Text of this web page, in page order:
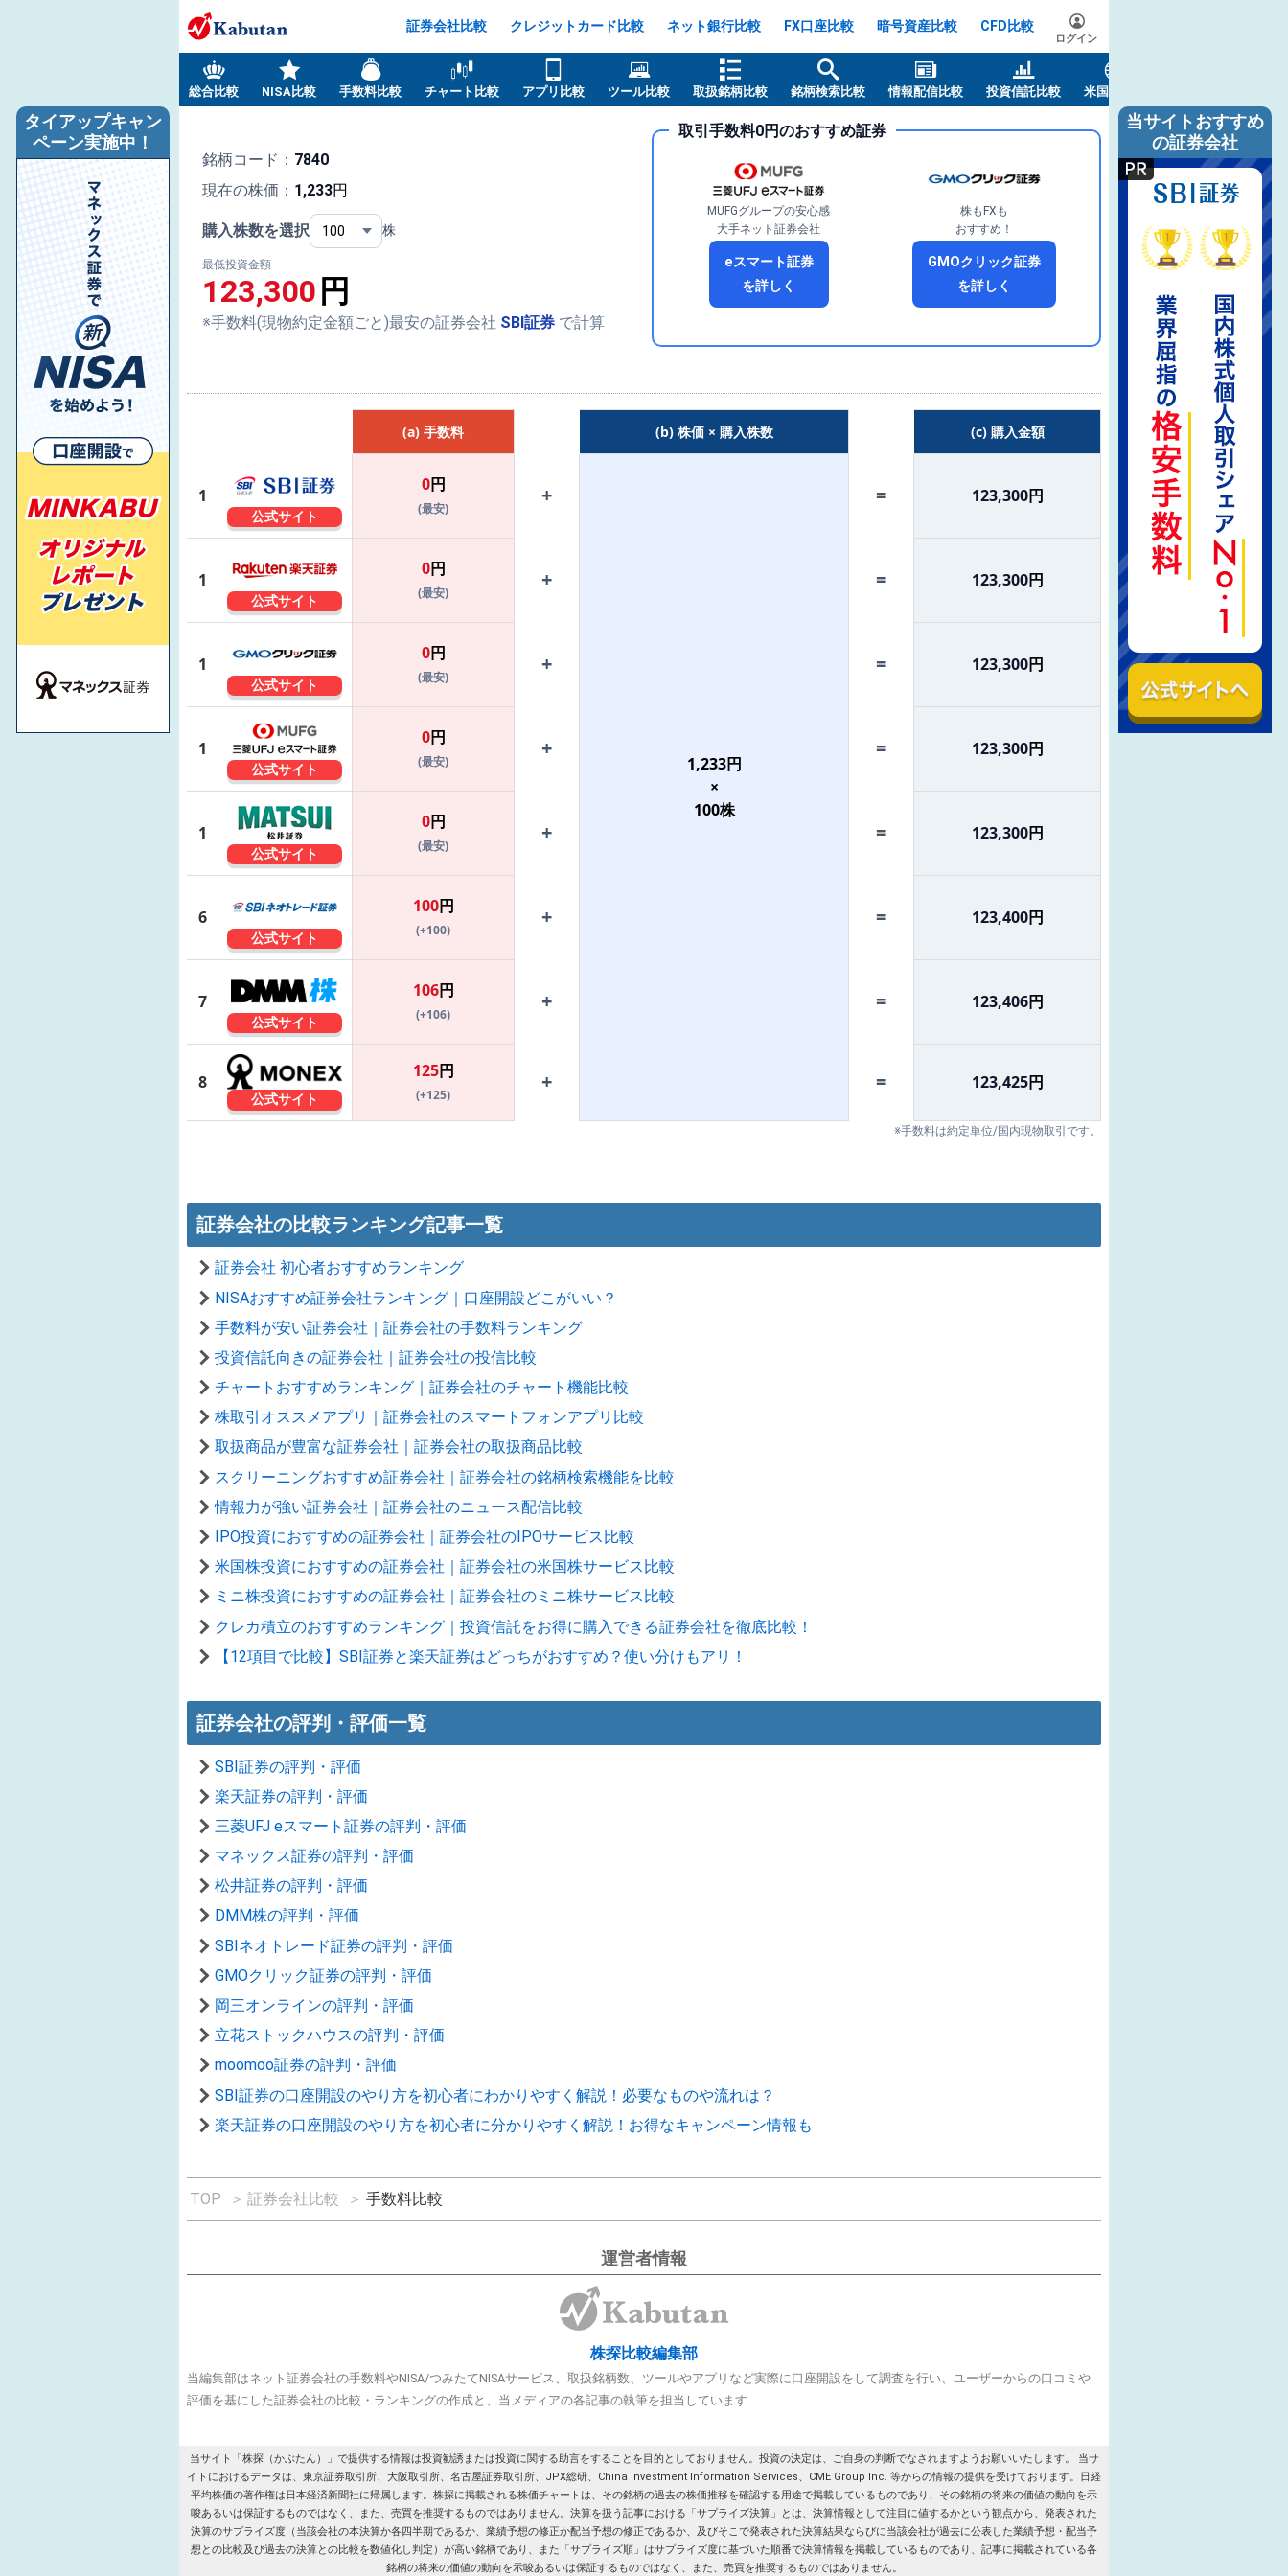
証券会社比較 クレジットカード比較 ネット銀行比較 FX口座比較 暗号資産比較 CFD比較
ログイン
総合比較 NISA比較 手数料比較 チャート比較 アプリ比較 ツール比較 取扱銘柄比較 銘柄検索比較 情報配信比較 投資信託比較 米国株比較
銘柄コード： 7840
現在の株価： 1,233円
購入株数を選択 株
最低投資金額
123,300 円
※手数料(現物約定金額ごと)最安の証券会社 SBI証券 で計算
取引手数料0円のおすすめ証券
MUFGグループの安心感
大手ネット証券会社
eスマート証券
を詳しく
株もFXも
おすすめ！
GMOクリック証券
を詳しく
(a) 手数料 (b) 株価 × 購入株数 (c) 購入金額
1
公式サイト
0円
(最安)
+
1,233円
×
100株
= 123,300円
1
公式サイト
0円
(最安)
+ = 123,300円
1
公式サイト
0円
(最安)
+ = 123,300円
1
公式サイト
0円
(最安)
+ = 123,300円
1
公式サイト
0円
(最安)
+ = 123,300円
6
公式サイト
100円
(+100)
+ = 123,400円
7
公式サイト
106円
(+106)
+ = 123,406円
8
公式サイト
125円
(+125)
+ = 123,425円
※手数料は約定単位/国内現物取引です。
証券会社の比較ランキング記事一覧
証券会社 初心者おすすめランキング
NISAおすすめ証券会社ランキング｜口座開設どこがいい？
手数料が安い証券会社｜証券会社の手数料ランキング
投資信託向きの証券会社｜証券会社の投信比較
チャートおすすめランキング｜証券会社のチャート機能比較
株取引オススメアプリ｜証券会社のスマートフォンアプリ比較
取扱商品が豊富な証券会社｜証券会社の取扱商品比較
スクリーニングおすすめ証券会社｜証券会社の銘柄検索機能を比較
情報力が強い証券会社｜証券会社のニュース配信比較
IPO投資におすすめの証券会社｜証券会社のIPOサービス比較
米国株投資におすすめの証券会社｜証券会社の米国株サービス比較
ミニ株投資におすすめの証券会社｜証券会社のミニ株サービス比較
クレカ積立のおすすめランキング｜投資信託をお得に購入できる証券会社を徹底比較！
【12項目で比較】SBI証券と楽天証券はどっちがおすすめ？使い分けもアリ！
証券会社の評判・評価一覧
SBI証券の評判・評価
楽天証券の評判・評価
三菱UFJ eスマート証券の評判・評価
マネックス証券の評判・評価
松井証券の評判・評価
DMM株の評判・評価
SBIネオトレード証券の評判・評価
GMOクリック証券の評判・評価
岡三オンラインの評判・評価
立花ストックハウスの評判・評価
moomoo証券の評判・評価
SBI証券の口座開設のやり方を初心者にわかりやすく解説！必要なものや流れは？
楽天証券の口座開設のやり方を初心者に分かりやすく解説！お得なキャンペーン情報も
当サイトおすすめ
の証券会社
タイアップキャン
ペーン実施中！
TOP ＞ 証券会社比較 ＞ 手数料比較
運営者情報
株探比較編集部
当編集部はネット証券会社の手数料やNISA/つみたてNISAサービス、取扱銘柄数、ツールやアプリなど実際に口座開設をして調査を行い、ユーザーからの口コミや
評価を基にした証券会社の比較・ランキングの作成と、当メディアの各記事の執筆を担当しています
当サイト「株探（かぶたん）」で提供する情報は投資勧誘または投資に関する助言をすることを目的としておりません。投資の決定は、ご自身の判断でなされますようお願いいたします。 当サ
イトにおけるデータは、東京証券取引所、大阪取引所、名古屋証券取引所、JPX総研、China Investment Information Services、CME Group Inc. 等からの情報の提供を受けております。日経
平均株価の著作権は日本経済新聞社に帰属します。株探に掲載される株価チャートは、その銘柄の過去の株価推移を確認する用途で掲載しているものであり、その銘柄の将来の価値の動向を示
唆あるいは保証するものではなく、また、売買を推奨するものではありません。決算を扱う記事における「サプライズ決算」とは、決算情報として注目に値するかという観点から、発表された
決算のサプライズ度（当該会社の本決算か各四半期であるか、業績予想の修正か配当予想の修正であるか、及びそこで発表された決算結果ならびに当該会社が過去に公表した業績予想・配当予
想との比較及び過去の決算との比較を数値化し判定）が高い銘柄であり、また「サプライズ順」はサプライズ度に基づいた順番で決算情報を掲載しているものであり、記事に掲載されている各
銘柄の将来の価値の動向を示唆あるいは保証するものではなく、また、売買を推奨するものではありません。